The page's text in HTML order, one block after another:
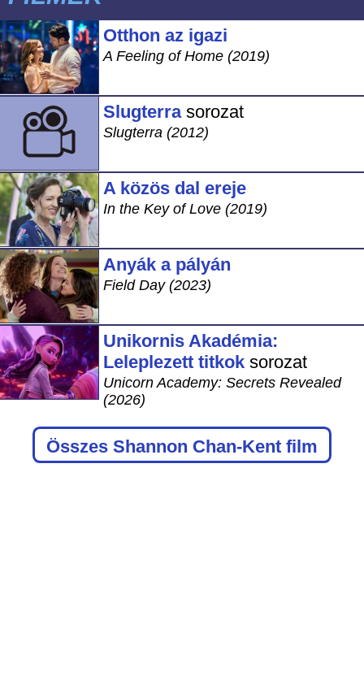
Otthon az igazi
A Feeling of Home (2019)
Slugterrasorozat
Slugterra (2012)
A közös dal ereje
In the Key of Love (2019)
Anyák a pályán
Field Day (2023)
Unikornis Akadémia:
Leleplezett titkok sorozat
Unicorn Academy: Secrets Revealed
(2026)
Összes Shannon Chan-Kent film